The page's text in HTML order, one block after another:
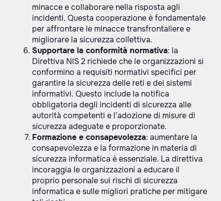
minacce e collaborare nella risposta agli
incidenti. Questa cooperazione è fondamentale
per affrontare le minacce transfrontaliere e
migliorare la sicurezza collettiva.
Supportare la conformità normativa: la
Direttiva NIS 2 richiede che le organizzazioni si
conformino a requisiti normativi specifici per
garantire la sicurezza delle reti e dei sistemi
informativi. Questo include la notifica
obbligatoria degli incidenti di sicurezza alle
autorità competenti e l’adozione di misure di
sicurezza adeguate e proporzionate.
Formazione e consapevolezza: aumentare la
consapevolezza e la formazione in materia di
sicurezza informatica è essenziale. La direttiva
incoraggia le organizzazioni a educare il
proprio personale sui rischi di sicurezza
informatica e sulle migliori pratiche per mitigare